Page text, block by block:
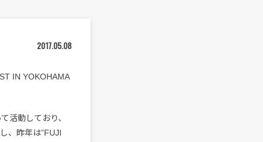
2017.05.08
IN YOKOHAMA
活動しており、
、昨年は”FUJI